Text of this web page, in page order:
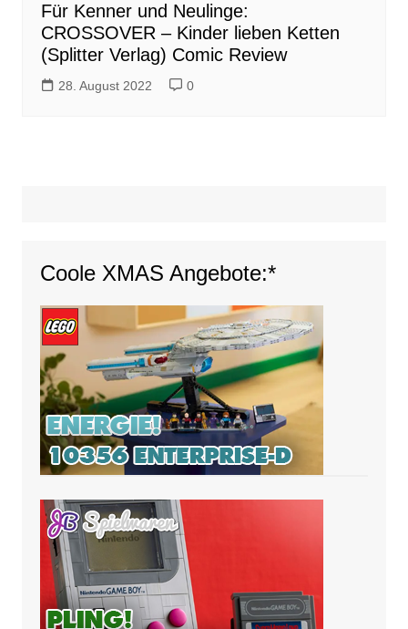
Für Kenner und Neulinge:
CROSSOVER – Kinder lieben Ketten
(Splitter Verlag) Comic Review
28. August 2022 0
Coole XMAS Angebote:*